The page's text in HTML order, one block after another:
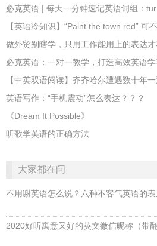
必克英语 | 每天一分钟速记英语词组：
【英语冷知识】“Paint the town red” 可
做外贸别瞎学，只用工作能用上的表达
必克英语：一对一教学，打造高效英语
【中英双语阅读】齐齐哈尔遭遇数十年
英语写作：“手机震动”怎么表达？？？
《Dream It Possible》
听歌学英语的正确方法
大家都在问
不用谢英语怎么说？六种不客气英语的表
2020好听寓意又好的英文微信昵称（带